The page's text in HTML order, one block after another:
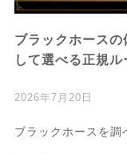
ブラックホース
して選べる正規
2026年7月20日
ブラックホースを調